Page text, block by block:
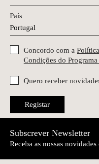
País
Concordo com a
Condições do
Quero receber
Registar
Subscrever Newsletter
Receba as nossas